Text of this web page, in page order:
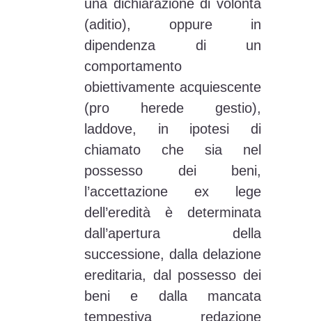
una dichiarazione di volontà
(aditio), oppure in
dipendenza di un
comportamento
obiettivamente acquiescente
(pro herede gestio),
laddove, in ipotesi di
chiamato che sia nel
possesso dei beni,
l’accettazione ex lege
dell’eredità è determinata
dall’apertura della
successione, dalla delazione
ereditaria, dal possesso dei
beni e dalla mancata
tempestiva redazione